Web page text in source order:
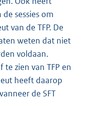
sessies om
van de TFP. De
weten dat niet
voldaan.
zien van TFP en
heeft daarop
de SFT